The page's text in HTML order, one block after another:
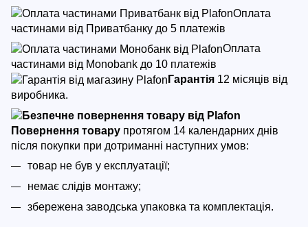
Оплата
частинами від Приватбанку до 5 платежів
Оплата
частинами від Monobank до 10 платежів
Гарантія 12 місяців від
виробника.
Повернення товару протягом 14 календарних днів
після покупки при дотриманні наступних умов:
товар не був у експлуатації;
немає слідів монтажу;
збережена заводська упаковка та комплектація.